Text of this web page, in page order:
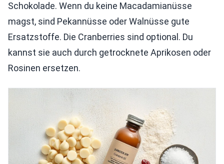
Schokolade. Wenn du keine Macadamianüsse
magst, sind Pekannüsse oder Walnüsse gute
Ersatzstoffe. Die Cranberries sind optional. Du
kannst sie auch durch getrocknete Aprikosen oder
Rosinen ersetzen.